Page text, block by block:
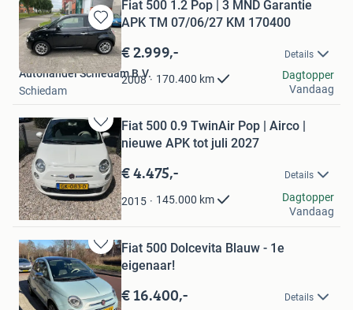
Bewaren
in
Mijn
Favorieten
Fiat 500 1.2 Pop | 3 MND Garantie
APK TM 07/06/27 KM 170400
€ 2.999,- Details
2008 170.400 km
Autohandel Schiedam B.V.
Schiedam
Dagtopper
Vandaag
Bewaren
in
Mijn
Favorieten
Fiat 500 0.9 TwinAir Pop | Airco |
nieuwe APK tot juli 2027
€ 4.475,- Details
2015 145.000 km
André van Dam
Hilversum
Dagtopper
Vandaag
Bewaren
in
Mijn
Favorieten
Fiat 500 Dolcevita Blauw - 1e
eigenaar!
€ 16.400,- Details